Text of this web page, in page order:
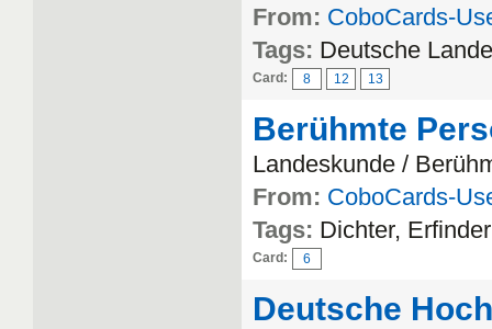
From: CoboCards-
Tags: Deutsche
Card: 8 12 13
Berühmte
Landeskunde /
From: CoboCards-
Tags: Dichter,
Card: 6
Deutsche